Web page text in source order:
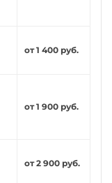
от 1 400 руб.
от 1 900 руб.
от 2 900 руб.